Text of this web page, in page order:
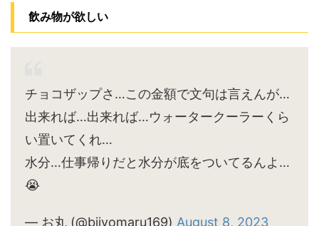
飲み物が欲しい
チョコザップさ…この金額で文句は言えんが…
出来れば…出来れば…ウォータークーラーくら
い置いてくれ…
水分…仕事帰りだと水分が底をついてるんよ…
😭
— お丸 (@bijyomaru169) August 8, 2023